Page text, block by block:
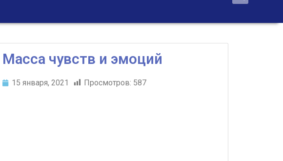
Масса чувств и эмоций
15 января, 2021 Просмотров: 587